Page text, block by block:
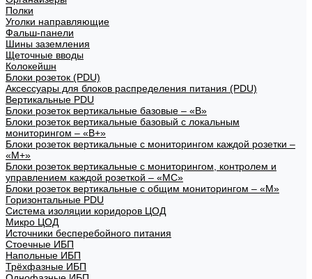
Полки
Уголки направляющие
Фальш-панели
Шины заземления
Щеточные вводы
Колокейшн
Блоки розеток (PDU)
Аксессуары для блоков распределения питания (PDU)
Вертикальные PDU
Блоки розеток вертикальные базовые – «В»
Блоки розеток вертикальные базовый с локальным
мониторингом – «В+»
Блоки розеток вертикальные с мониторингом каждой розетки –
«М+»
Блоки розеток вертикальные с мониторингом, контролем и
управлением каждой розеткой – «МС»
Блоки розеток вертикальные с общим мониторингом – «М»
Горизонтальные PDU
Система изоляции коридоров ЦОД
Микро ЦОД
Источники бесперебойного питания
Стоечные ИБП
Напольные ИБП
Трёхфазные ИБП